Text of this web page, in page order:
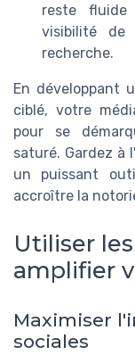
reste fluide
visibilité
recherche.
En développant
ciblé, votre
pour se
saturé. Gardez à
un puissant
accroître la
Utiliser
amplifier
Maximiser
sociales